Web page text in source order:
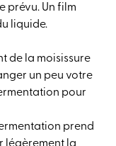
prévu. Un film
liquide.
de la moisissure
un peu votre
pour
prend